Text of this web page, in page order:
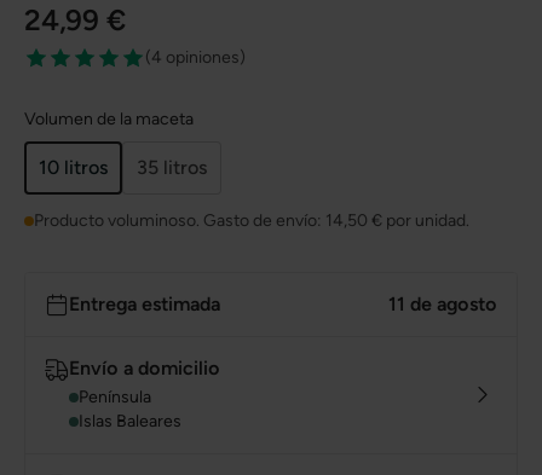
24,99 €
(4 opiniones)
Volumen de la maceta
10 litros 35 litros
Producto voluminoso. Gasto de envío: 14,50 € por unidad.
Entrega estimada 11 de agosto
Envío a domicilio
Península
Islas Baleares